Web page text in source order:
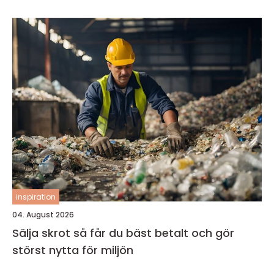
inspiration
04. August 2026
Sälja skrot så får du bäst betalt och gör
störst nytta för miljön